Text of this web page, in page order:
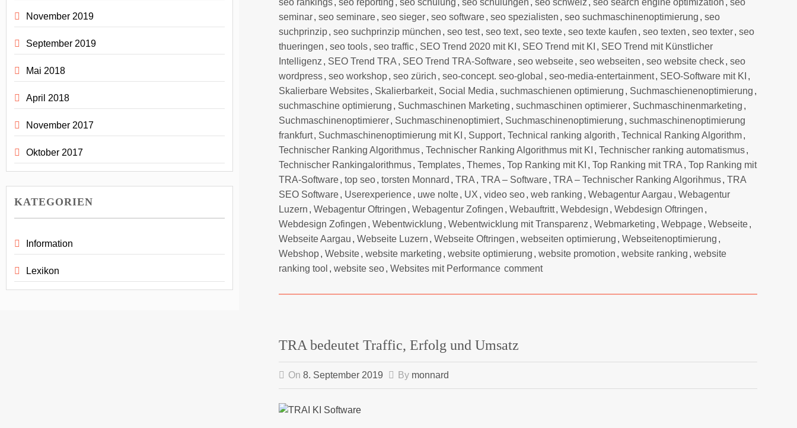
seminar,seo seminare,seo sieger,seo software,seo spezialisten ,seo suchmaschinenoptimierung ,seo
suchprinzip,seo suchprinzip münchen ,seo test,seo text,seo texte,seo texte kaufen ,seo texten ,seo texter,seo
thueringen ,seo tools,seo traffic, SEO Trend 2020 mit KI , SEO Trend mit KI , SEO Trend mit Künstlicher
Intelligenz , SEO Trend TRA , SEO Trend TRA-Software,seo webseite,seo webseiten ,seo website check,seo
wordpress,seo workshop,seo zürich ,seo-concept. seo-global ,seo-media-entertainment, SEO-Software mit KI ,
Skalierbare Websites, Skalierbarkeit, Social Media ,suchmaschienen optimierung , Suchmaschienenoptimierung ,
suchmaschine optimierung , Suchmaschinen Marketing ,suchmaschinen optimierer, Suchmaschinenmarketing ,
Suchmaschinenoptimierer, Suchmaschinenoptimiert, Suchmaschinenoptimierung ,suchmaschinenoptimierung
frankfurt, Suchmaschinenoptimierung mit KI , Support,Technical ranking algorith ,Technical Ranking Algorithm,
Technischer Ranking Algorithmus,Technischer Ranking Algorithmus mit KI ,Technischer ranking automatismus,
Technischer Rankingalorithmus,Templates,Themes,Top Ranking mit KI ,Top Ranking mit TRA ,Top Ranking mit
TRA-Software,top seo,torsten Monnard ,TRA ,TRA – Software,TRA – Technischer Ranking Algorihmus,TRA
SEO Software, Userexperience, uwe nolte, UX ,video seo,web ranking ,Webagentur Aargau ,Webagentur
Luzern ,Webagentur Oftringen ,Webagentur Zofingen ,Webauftritt,Webdesign ,Webdesign Oftringen ,
Webdesign Zofingen ,Webentwicklung ,Webentwicklung mit Transparenz ,Webmarketing ,Webpage,Webseite,
Webseite Aargau ,Webseite Luzern ,Webseite Oftringen ,webseiten optimierung ,Webseitenoptimierung ,
Webshop,Website,website marketing ,website optimierung ,website promotion ,website ranking ,website
ranking tool ,website seo,Websites mit Performance comment
TRA bedeutet Traffic, Erfolg und Umsatz
On8. September 2019 By monnard
November 2019
September 2019
Mai 2018
April 2018
November 2017
Oktober 2017
KATEGORIEN
Information
Lexikon